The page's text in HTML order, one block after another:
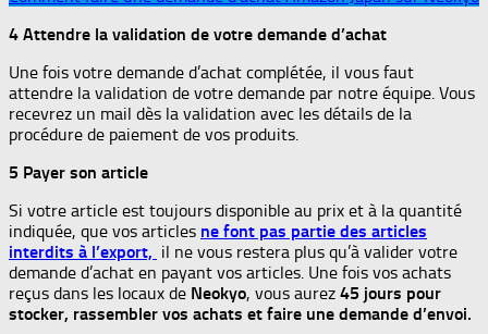
4 Attendre la validation de votre demande d’achat
Une fois votre demande d’achat complétée, il vous faut
attendre la validation de votre demande par notre équipe. Vous
recevrez un mail dès la validation avec les détails de la
procédure de paiement de vos produits.
5 Payer son article
Si votre article est toujours disponible au prix et à la quantité
indiquée, que vos articles ne font pas partie des articles
interdits à l’export, il ne vous restera plus qu’à valider votre
demande d’achat en payant vos articles. Une fois vos achats
reçus dans les locaux de Neokyo, vous aurez 45 jours pour
stocker, rassembler vos achats et faire une demande d’envoi.